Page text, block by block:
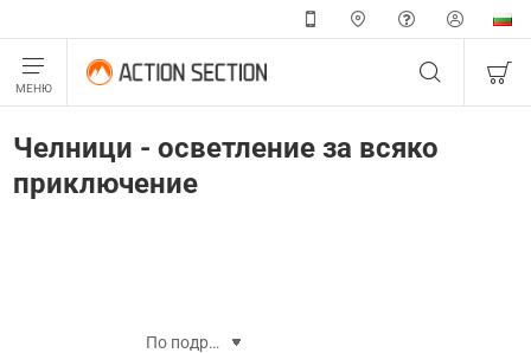
Челници - осветление за всяко
приключение